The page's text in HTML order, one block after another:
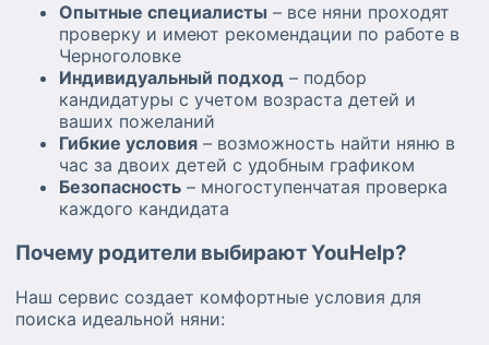
Опытные специалисты – все няни проходят
проверку и имеют рекомендации по работе в
Черноголовке
Индивидуальный подход – подбор
кандидатуры с учетом возраста детей и
ваших пожеланий
Гибкие условия – возможность найти няню в
час за двоих детей с удобным графиком
Безопасность – многоступенчатая проверка
каждого кандидата
Почему родители выбирают YouHelp?
Наш сервис создает комфортные условия для
поиска идеальной няни: